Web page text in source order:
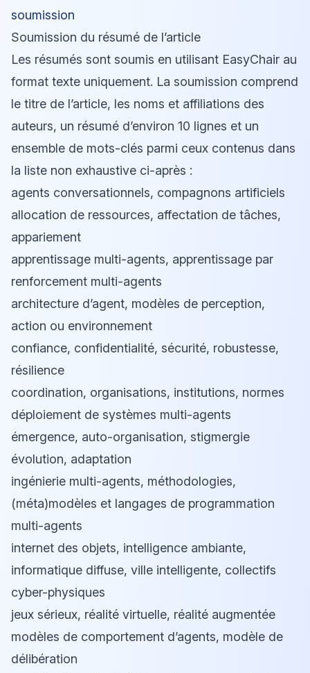
soumission
Soumission du résumé de l’article
Les résumés sont soumis en utilisant EasyChair au
format texte uniquement. La soumission comprend
le titre de l’article, les noms et affiliations des
auteurs, un résumé d’environ 10 lignes et un
ensemble de mots-clés parmi ceux contenus dans
la liste non exhaustive ci-après :
agents conversationnels, compagnons artificiels
allocation de ressources, affectation de tâches,
appariement
apprentissage multi-agents, apprentissage par
renforcement multi-agents
architecture d’agent, modèles de perception,
action ou environnement
confiance, confidentialité, sécurité, robustesse,
résilience
coordination, organisations, institutions, normes
déploiement de systèmes multi-agents
émergence, auto-organisation, stigmergie
évolution, adaptation
ingénierie multi-agents, méthodologies,
(méta)modèles et langages de programmation
multi-agents
internet des objets, intelligence ambiante,
informatique diffuse, ville intelligente, collectifs
cyber-physiques
jeux sérieux, réalité virtuelle, réalité augmentée
modèles de comportement d’agents, modèle de
délibération